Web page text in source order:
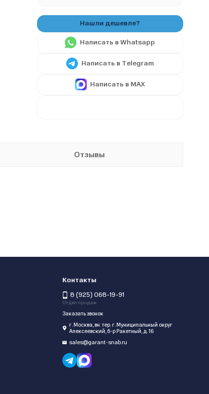
Написать в Whatsapp
Написать в Telegram
Написать в MAX
Отзывы
Контакты
8 (925) 068-19-91
Отдел продаж
Заказать звонок
г. Москва, вн. тер. г. Муниципальный округ
Алексеевский, б-р Ракетный, д. 16
sales@garant-snab.ru